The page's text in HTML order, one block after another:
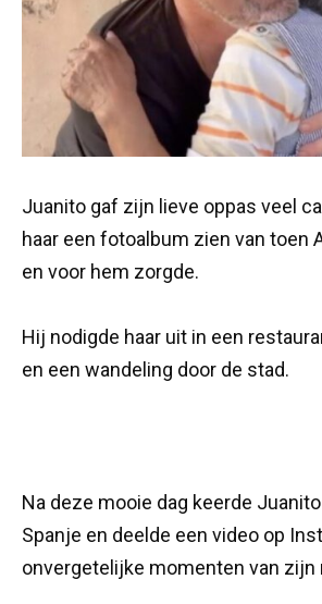
Juanito gaf zijn lieve oppas veel
haar een fotoalbum zien van toen
en voor hem zorgde.
Hij nodigde haar uit in een
en een wandeling door de stad.
Na deze mooie dag keerde
Spanje en deelde een video op
onvergetelijke momenten van zijn